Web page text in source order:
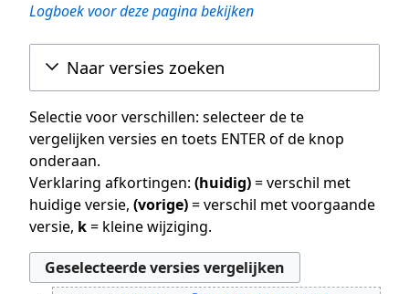
Logboek voor deze pagina bekijken
Naar versies zoeken
Selectie voor verschillen: selecteer de te
vergelijken versies en toets ENTER of de knop
onderaan.
Verklaring afkortingen: (huidig)= verschil met
huidige versie, (vorige)= verschil met voorgaande
versie, k= kleine wijziging.